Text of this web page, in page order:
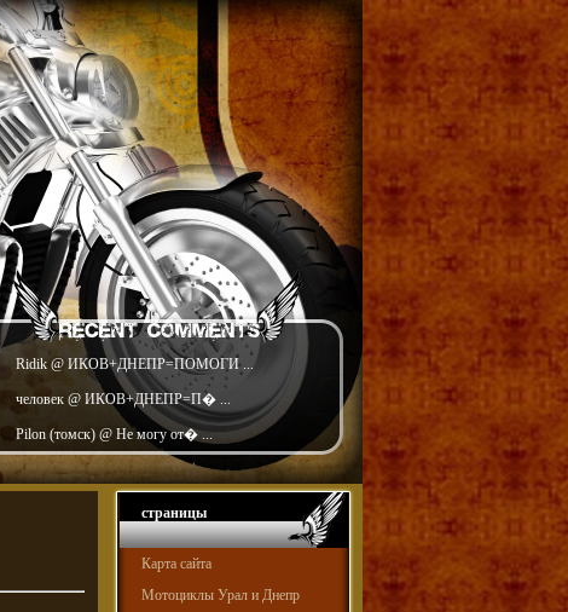
Ridik @ ИКОВ+ДНЕПР=ПОМОГИ ...
человек @ ИКОВ+ДНЕПР=П� ...
Pilon (томск) @ Не могу от� ...
страницы
Карта сайта
Мотоциклы Урал и Днепр